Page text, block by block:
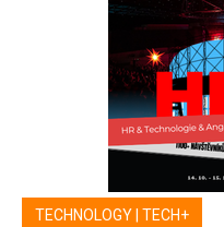
TECHNOLOGY | TECH+